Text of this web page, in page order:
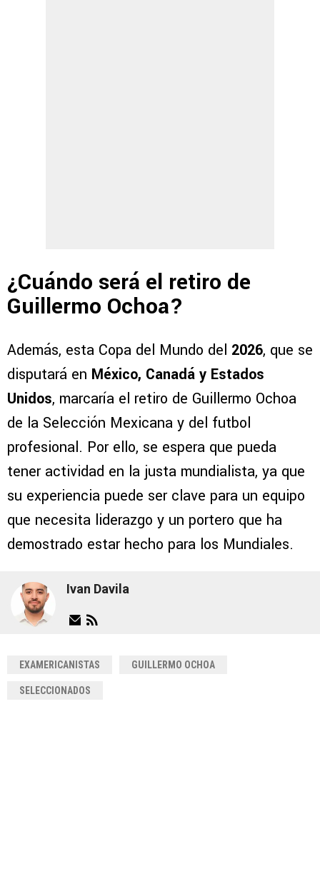
¿Cuándo será el retiro de
Guillermo Ochoa?
Además, esta Copa del Mundo del 2026, que se
disputará en México, Canadá y Estados
Unidos, marcaría el retiro de Guillermo Ochoa
de la Selección Mexicana y del futbol
profesional. Por ello, se espera que pueda
tener actividad en la justa mundialista, ya que
su experiencia puede ser clave para un equipo
que necesita liderazgo y un portero que ha
demostrado estar hecho para los Mundiales.
Ivan Davila
EXAMERICANISTAS GUILLERMO OCHOA
SELECCIONADOS